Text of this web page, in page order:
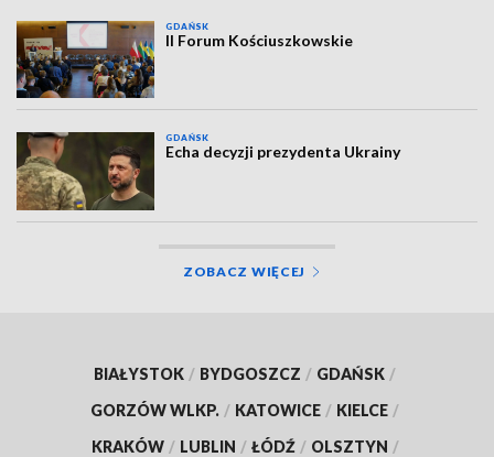
GDAŃSK
II Forum Kościuszkowskie
GDAŃSK
Echa decyzji prezydenta Ukrainy
ZOBACZ WIĘCEJ
BIAŁYSTOK / BYDGOSZCZ / GDAŃSK /
GORZÓW WLKP. / KATOWICE / KIELCE /
KRAKÓW / LUBLIN / ŁÓDŹ / OLSZTYN /